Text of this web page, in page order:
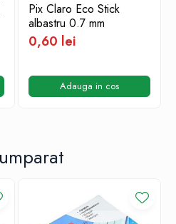
Pix Claro Eco Stick
albastru 0.7 mm
0,60 lei
Adauga in cos